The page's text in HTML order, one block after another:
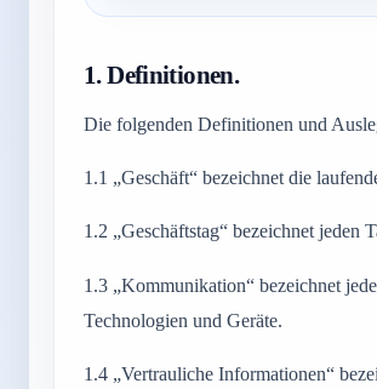
1. Definitionen.
Die folgenden Definitionen und
1.1 „Geschäft“ bezeichnet die
1.2 „Geschäftstag“ bezeichnet jeden
1.3 „Kommunikation“ bezeichnet
Technologien und Geräte.
1.4 „Vertrauliche Informationen“